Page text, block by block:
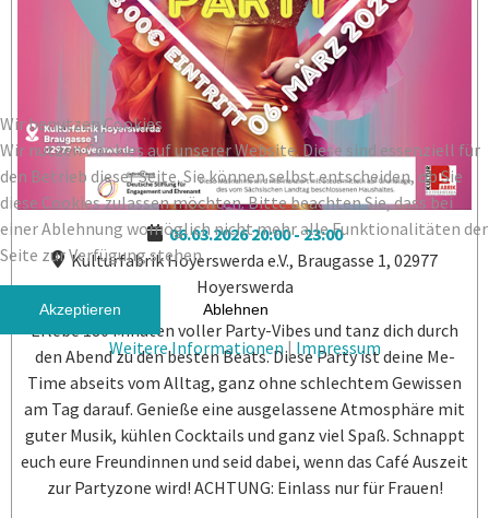
06.03.202620:00-23:00
Kulturfabrik Hoyerswerda e.V., Braugasse 1, 02977
Hoyerswerda
Erlebe 180 Minuten voller Party-Vibes und tanz dich durch
den Abend zu den besten Beats. Diese Party ist deine Me-
Time abseits vom Alltag, ganz ohne schlechtem Gewissen
am Tag darauf. Genieße eine ausgelassene Atmosphäre mit
guter Musik, kühlen Cocktails und ganz viel Spaß. Schnappt
euch eure Freundinnen und seid dabei, wenn das Café Auszeit
zur Partyzone wird! ACHTUNG: Einlass nur für Frauen!
Wir benutzen Cookies
Wir nutzen Cookies auf unserer Website. Diese sind essenziell für
den Betrieb dieser Seite. Sie können selbst entscheiden, ob Sie
diese Cookies zulassen möchten. Bitte beachten Sie, dass bei
einer Ablehnung womöglich nicht mehr alle Funktionalitäten der
Seite zur Verfügung stehen.
Akzeptieren Ablehnen
Weitere Informationen| Impressum